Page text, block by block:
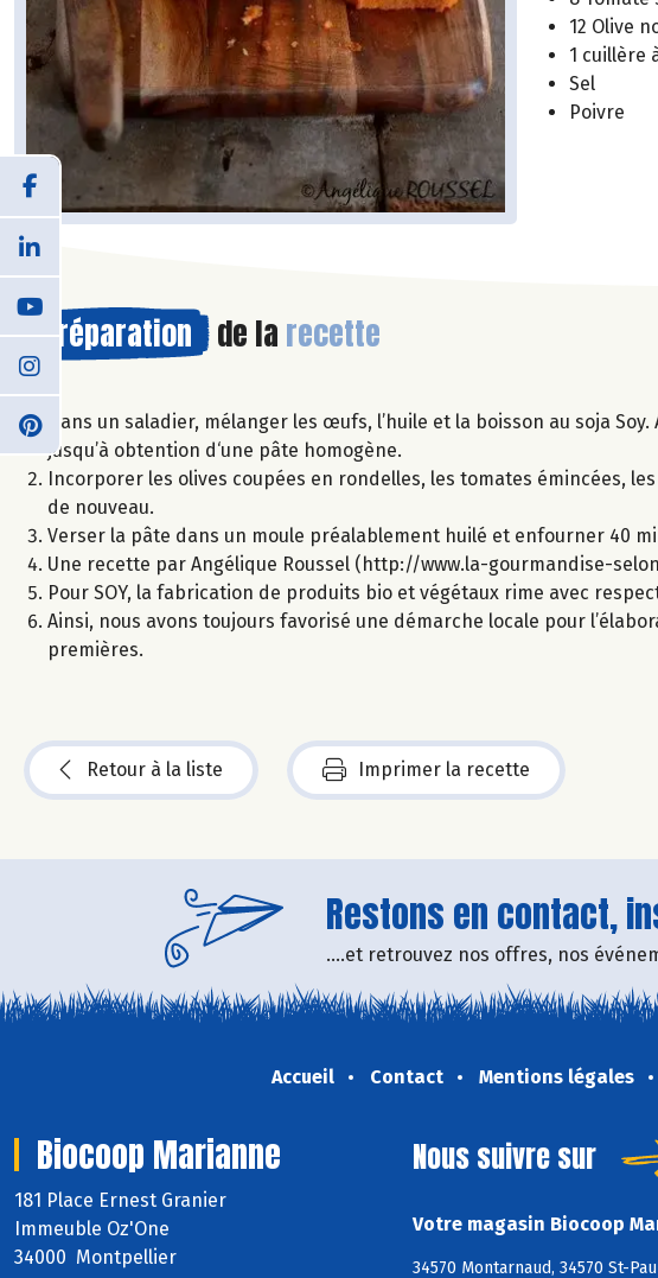
12 Olive
1 cuillère
Sel
Poivre
Préparation de la recette
Dans un saladier, mélanger les œufs, l’huile et la boisson au soja
jusqu’à obtention d‘une pâte homogène.
Incorporer les olives coupées en rondelles, les tomates émincées,
de nouveau.
Verser la pâte dans un moule préalablement huilé et enfourner 40
Une recette par Angélique Roussel (http://www.la-gourmandise-
Pour SOY, la fabrication de produits bio et végétaux rime avec
Ainsi, nous avons toujours favorisé une démarche locale pour
premières.
Retour à la liste Imprimer la recette
Restons en contact,
....et retrouvez nos offres, nos
Accueil Contact Mentions légales
Biocoop Marianne
181 Place Ernest Granier
Immeuble Oz'One
34000 Montpellier
Nous suivre sur
Votre magasin Biocoop
34570 Montarnaud, 34570 St-